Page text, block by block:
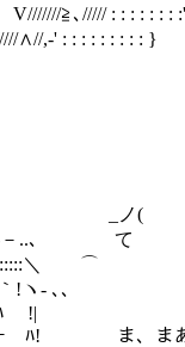
: : : : :
,-' : : : : : : : :
(
て
＼ ⌒
､､
あ普段は冷